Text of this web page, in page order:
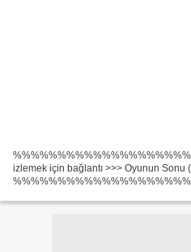
izlemek için bağlantı >>> Oyunun Sonu
Senarist: J.C. Chandor, Ülke: Amerika